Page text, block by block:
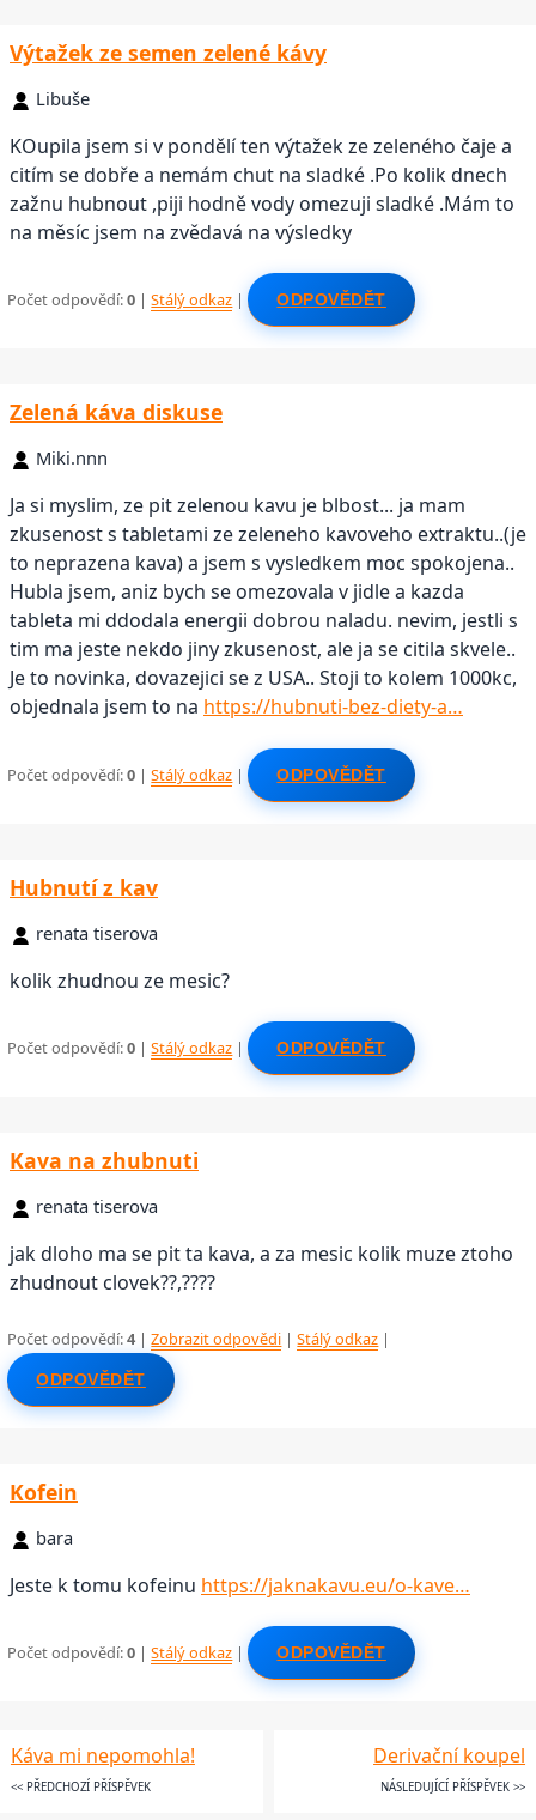
Výtažek ze semen zelené kávy
Libuše
KOupila jsem si v pondělí ten výtažek ze zeleného čaje a
citím se dobře a nemám chut na sladké .Po kolik dnech
zažnu hubnout ,piji hodně vody omezuji sladké .Mám to
na měsíc jsem na zvědavá na výsledky
Počet odpovědí:0 |Stálý odkaz | ODPOVĚDĚT
Zelená káva diskuse
Miki.nnn
Ja si myslim, ze pit zelenou kavu je blbost... ja mam
zkusenost s tabletami ze zeleneho kavoveho extraktu..(je
to neprazena kava) a jsem s vysledkem moc spokojena..
Hubla jsem, aniz bych se omezovala v jidle a kazda
tableta mi ddodala energii dobrou naladu. nevim, jestli s
tim ma jeste nekdo jiny zkusenost, ale ja se citila skvele..
Je to novinka, dovazejici se z USA.. Stoji to kolem 1000kc,
objednala jsem to na https://hubnuti-bez-diety-a…
Počet odpovědí:0 |Stálý odkaz | ODPOVĚDĚT
Hubnutí z kav
renata tiserova
kolik zhudnou ze mesic?
Počet odpovědí:0 |Stálý odkaz | ODPOVĚDĚT
Kava na zhubnuti
renata tiserova
jak dloho ma se pit ta kava, a za mesic kolik muze ztoho
zhudnout clovek??,????
Počet odpovědí:4 |Zobrazit odpovědi |Stálý odkaz |
ODPOVĚDĚT
Kofein
bara
Jeste k tomu kofeinu https://jaknakavu.eu/o-kave…
Počet odpovědí:0 |Stálý odkaz | ODPOVĚDĚT
Káva mi nepomohla!
<< PŘEDCHOZÍ PŘÍSPĚVEK
Derivační koupel
NÁSLEDUJÍCÍ PŘÍSPĚVEK >>